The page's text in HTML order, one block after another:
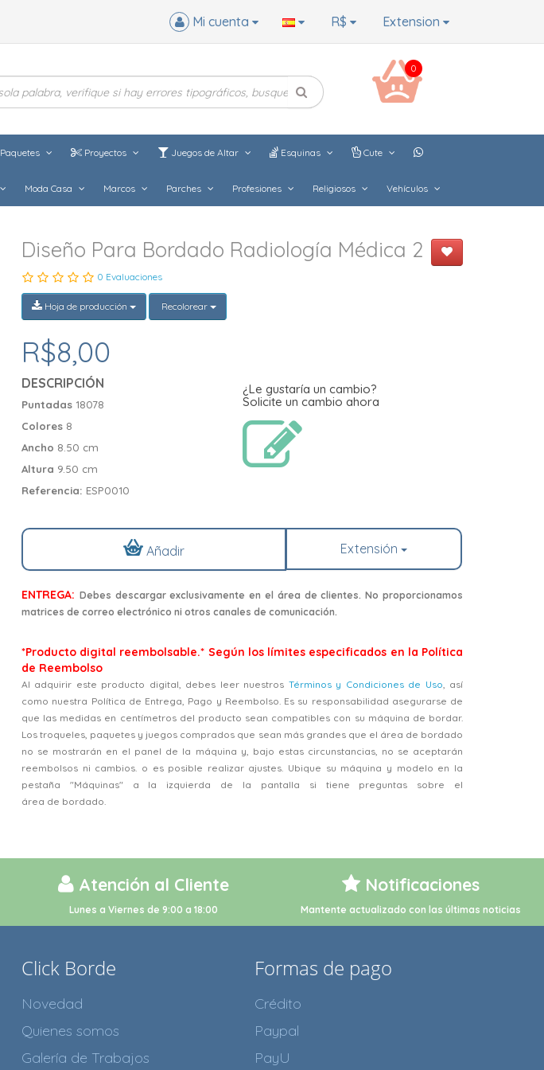
Extension
R$
Mi cuenta
0
Paquetes Proyectos Juegos de Altar Esquinas Cute
Moda Casa Marcos Parches Profesiones Religiosos Vehículos
Diseño Para Bordado Radiología Médica 2
0 Evaluaciones
Hoja de producción Recolorear
R$8,00
DESCRIPCIÓN
Puntadas 18078
Colores 8
Ancho 8.50 cm
Altura 9.50 cm
Referencia: ESP0010
¿Le gustaría un cambio?
Solicite un cambio ahora
Añadir Extensión
ENTREGA: Debes descargar exclusivamente en el área de clientes. No proporcionamos
matrices de correo electrónico ni otros canales de comunicación.
*Producto digital reembolsable.* Según los límites especificados en la Política
de Reembolso
Al adquirir este producto digital, debes leer nuestros Términos y Condiciones de Uso , así
como nuestra Política de Entrega, Pago y Reembolso. Es su responsabilidad asegurarse de
que las medidas en centímetros del producto sean compatibles con su máquina de bordar.
Los troqueles, paquetes y juegos comprados que sean más grandes que el área de bordado
no se mostrarán en el panel de la máquina y, bajo estas circunstancias, no se aceptarán
reembolsos ni cambios. o es posible realizar ajustes. Ubique su máquina y modelo en la
pestaña "Máquinas" a la izquierda de la pantalla si tiene preguntas sobre el
área de bordado.
Atención al Cliente
Lunes a Viernes de 9:00 a 18:00
Notificaciones
Mantente actualizado con las últimas noticias
Click Borde
Novedad
Quienes somos
Galería de Trabajos
Formas de pago
Crédito
Paypal
PayU